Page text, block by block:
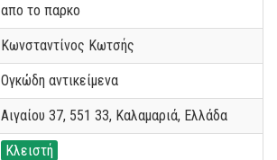
απο το παρκο
Κωνσταντίνος Κωτσής
Ογκώδη αντικείμενα
Αιγαίου 37, 551 33, Καλαμαριά, Ελλάδα
Κλειστή